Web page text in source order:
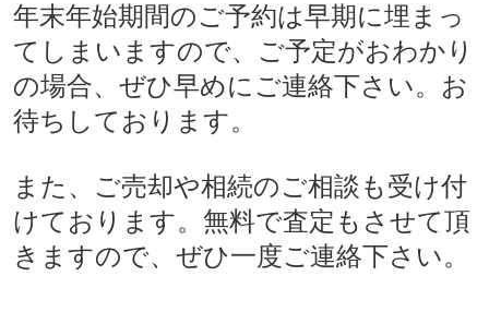
年末年始期間のご予約は早期に埋まっ
てしまいますので、ご予定がおわかり
の場合、ぜひ早めにご連絡下さい。お
待ちしております。
また、ご売却や相続のご相談も受け付
けております。無料で査定もさせて頂
きますので、ぜひ一度ご連絡下さい。